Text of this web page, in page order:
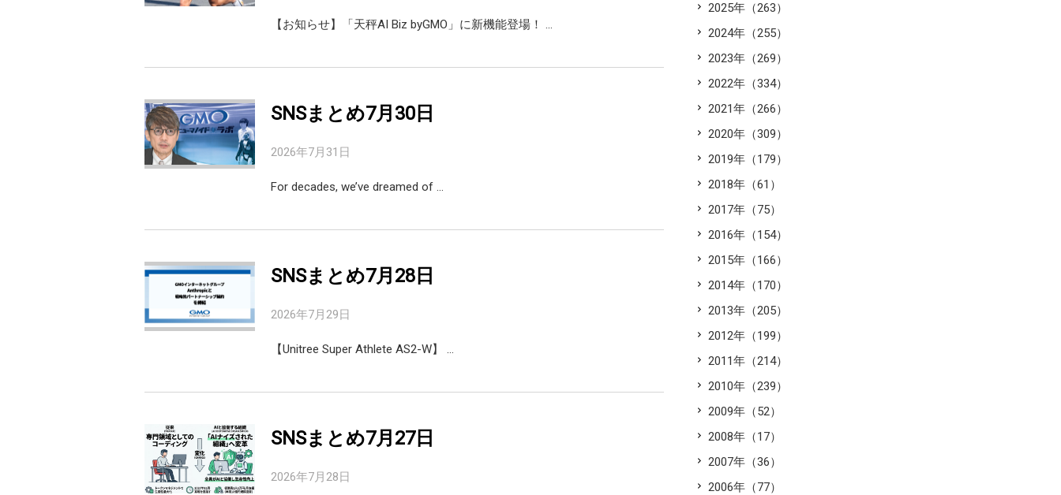
【お知らせ】「天秤AI Biz byGMO」に新機能登場！ …
SNSまとめ7月30日
2026年7月31日
For decades, we’ve dreamed of …
SNSまとめ7月28日
2026年7月29日
【Unitree Super Athlete AS2-W】 …
SNSまとめ7月27日
2026年7月28日
2025年（263）
2024年（255）
2023年（269）
2022年（334）
2021年（266）
2020年（309）
2019年（179）
2018年（61）
2017年（75）
2016年（154）
2015年（166）
2014年（170）
2013年（205）
2012年（199）
2011年（214）
2010年（239）
2009年（52）
2008年（17）
2007年（36）
2006年（77）